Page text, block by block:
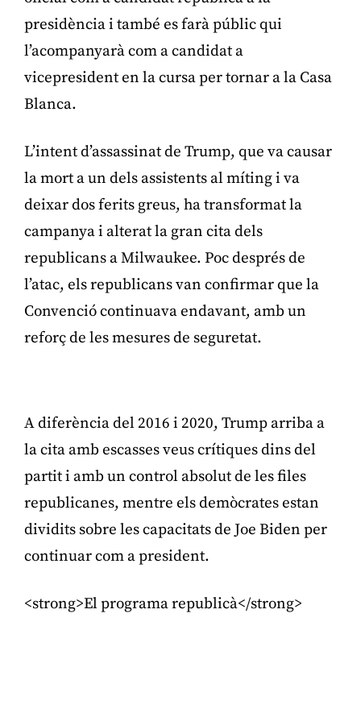
presidència i també es farà públic qui
l’acompanyarà com a candidat a
vicepresident en la cursa per tornar a la Casa
Blanca.
L’intent d’assassinat de Trump, que va causar
la mort a un dels assistents al míting i va
deixar dos ferits greus, ha transformat la
campanya i alterat la gran cita dels
republicans a Milwaukee. Poc després de
l’atac, els republicans van confirmar que la
Convenció continuava endavant, amb un
reforç de les mesures de seguretat.
A diferència del 2016 i 2020, Trump arriba a
la cita amb escasses veus crítiques dins del
partit i amb un control absolut de les files
republicanes, mentre els demòcrates estan
dividits sobre les capacitats de Joe Biden per
continuar com a president.
<strong>El programa republicà</strong>